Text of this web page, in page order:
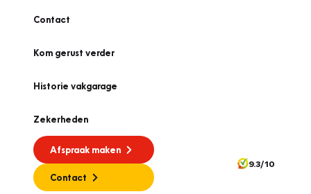
Contact
Kom gerust verder
Historie vakgarage
Zekerheden
Afspraak maken
Contact
9.3/10